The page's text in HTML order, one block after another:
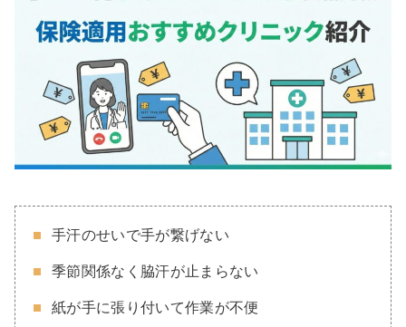
手汗のせいで手が繋げない
季節関係なく脇汗が止まらない
紙が手に張り付いて作業が不便